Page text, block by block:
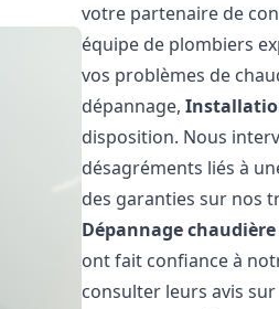
votre partenaire de
équipe de plombiers
vos problèmes de
dépannage,
disposition. Nous
désagréments liés à
des garanties sur nos
Dépannage
ont fait confiance à
consulter leurs avis